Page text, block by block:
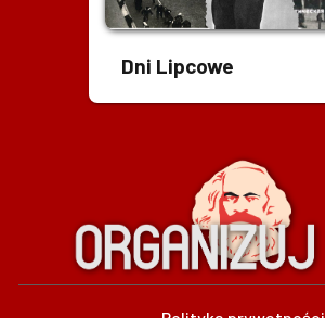
Dni Lipcowe